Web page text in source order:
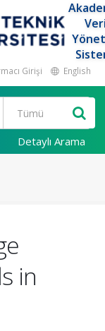
Girişi English
Detaylı Arama
in